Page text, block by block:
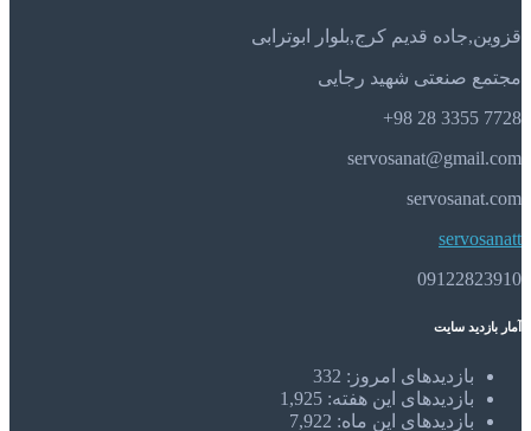
قزوین,جاده قدیم کرج,بلوار ابوترابی
مجتمع صنعتی شهید رجایی
7728 3355 28 98+
servosanat@gmail.com
servosanat.com
servosanatt
09122823910
آمار بازدید سایت
بازدیدهای امروز: 332
بازدیدهای این هفته: 1,925
بازدیدهای این ماه: 7,922